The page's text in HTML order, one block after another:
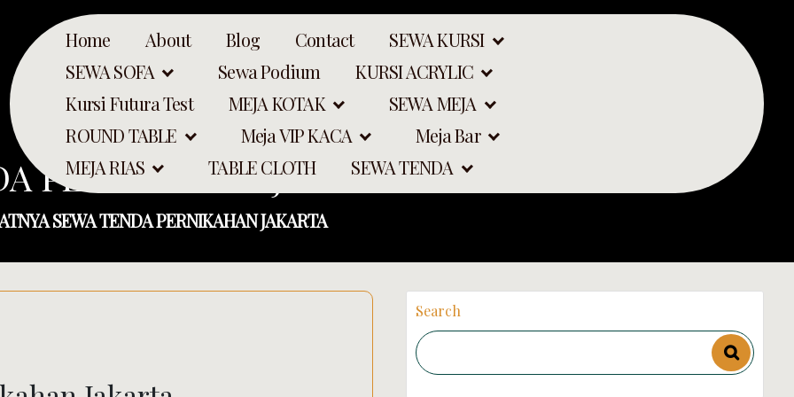
Home About Blog Contact
SEWA KURSI
SEWA SOFA
Sewa Podium
KURSI ACRYLIC
Kursi Futura Test
MEJA KOTAK
SEWA MEJA
ROUND TABLE
Meja VIP KACA
Meja Bar
MEJA RIAS
TABLE CLOTH SEWA TENDA
PERNIKAHAN JAKARTA
SEWA TENDA PERNIKAHAN JAKARTA
Search